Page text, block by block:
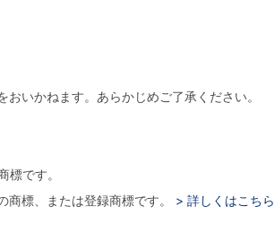
いかねます。あらかじめご了承ください。
です。
標、または登録商標です。
> 詳しくはこちら